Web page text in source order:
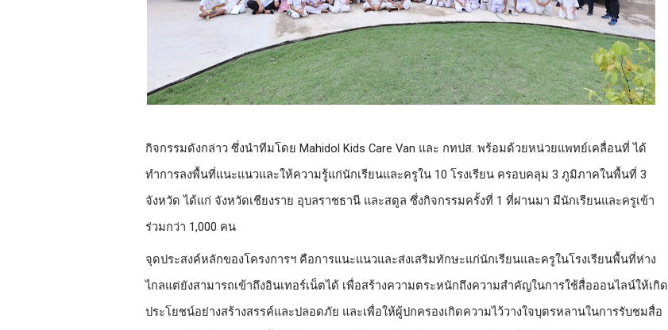
กิจกรรมดังกล่าว ซึ่งนำทีมโดย Mahidol Kids Care Van และ กทปส. พร้อมด้วยหน่วยแพทย์เคลื่อนที่ ได้
ทำการลงพื้นที่แนะแนวและให้ความรู้แก่นักเรียนและครูใน 10 โรงเรียน ครอบคลุม 3 ภูมิภาคในพื้นที่ 3
จังหวัด ได้แก่ จังหวัดเชียงราย อุบลราชธานี และสตูล ซึ่งกิจกรรมครั้งที่ 1 ที่ผ่านมา มีนักเรียนและครูเข้า
ร่วมกว่า 1,000 คน
จุดประสงค์หลักของโครงการฯ คือการแนะแนวและส่งเสริมทักษะแก่นักเรียนและครูในโรงเรียนพื้นที่ห่าง
ไกลแต่ยังสามารถเข้าถึงอินเทอร์เน็ตได้ เพื่อสร้างความตระหนักถึงความสำคัญในการใช้สื่อออนไลน์ให้เกิด
ประโยชน์อย่างสร้างสรรค์และปลอดภัย และเพื่อให้ผู้ปกครองเกิดความไว้วางใจบุตรหลานในการรับชมสื่อ